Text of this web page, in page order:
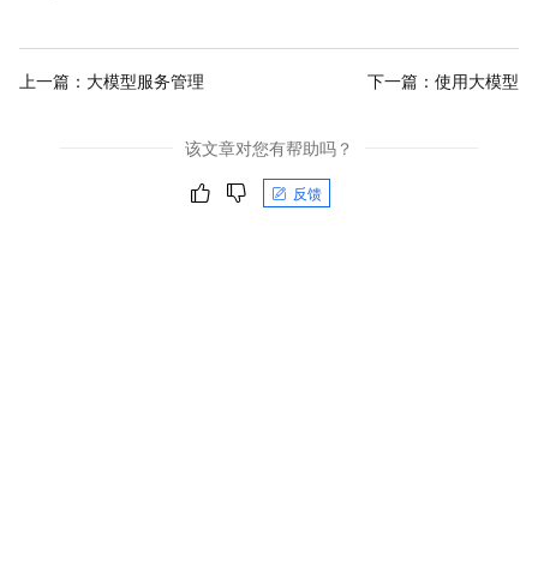
上一篇： 大模型服务管理 下一篇： 使用大模型
该文章对您有帮助吗？
反馈